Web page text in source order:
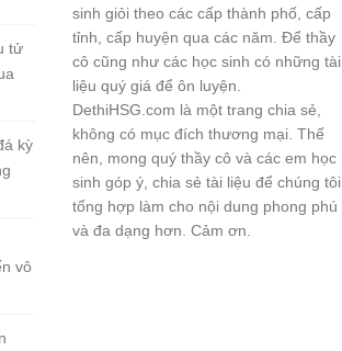
tử
kỳ
vô
sinh giỏi theo các cấp thành phố, cấp
tỉnh, cấp huyện qua các năm. Để thầy
cô cũng như các học sinh có những tài
liệu quý giá để ôn luyện.
DethiHSG.com là một trang chia sẻ,
không có mục đích thương mại. Thế
nên, mong quý thầy cô và các em học
sinh góp ý, chia sẻ tài liệu để chúng tôi
tổng hợp làm cho nội dung phong phú
và đa dạng hơn. Cảm ơn.